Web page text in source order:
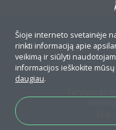
J.Savickio
Banko
Šioje interneto svetainėje
rinkti informaciją apie
veikimą ir siūlyti
informacijos ieškokite
daugiau.